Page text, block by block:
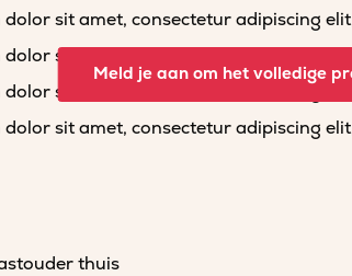
sit amet, consectetur adipiscing
sit amet, consectetur adipiscing elit,
sit amet, consectetur adipiscing elit,
sit amet, consectetur adipiscing
Meld je aan om het volledige
thuis